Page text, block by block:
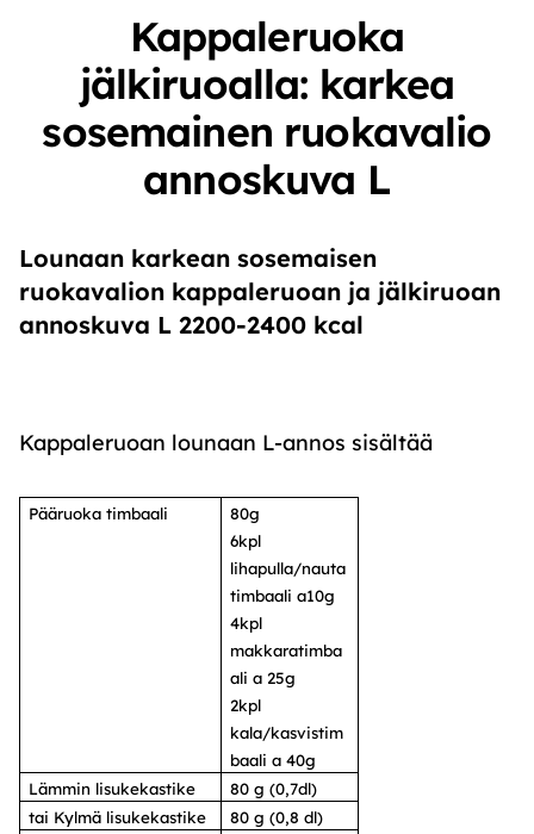
Kappaleruoka
jälkiruoalla: karkea
sosemainen ruokavalio
annoskuva L
Lounaan karkean sosemaisen
ruokavalion kappaleruoan ja jälkiruoan
annoskuva L 2200-2400 kcal
Kappaleruoan lounaan L-annos sisältää
Pääruoka timbaali
80g
6kpl
lihapulla/nauta
timbaali a10g
4kpl
makkaratimba
ali a 25g
2kpl
kala/kasvistim
baali a 40g
Lämmin lisukekastike
80 g (0,7dl)
tai Kylmä lisukekastike
80 g (0,8 dl)